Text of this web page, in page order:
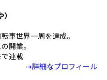
車世界一周を達成。
開業。
連載
⇢詳細なプロフィール